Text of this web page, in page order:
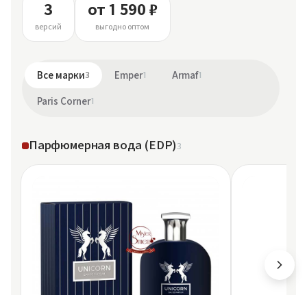
3
версий
от 1 590 ₽
выгодно оптом
Все марки3 Emper1 Armaf1
Paris Corner1
Парфюмерная вода (EDP)3